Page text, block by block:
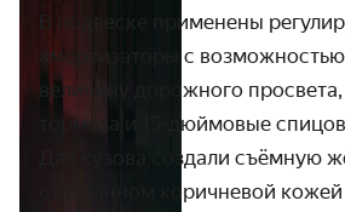
В подвеске применены
амортизаторы с
величину дорожного
тормоза и 15-дюймовые
Для кузова создали съёмную
отделанном коричневой